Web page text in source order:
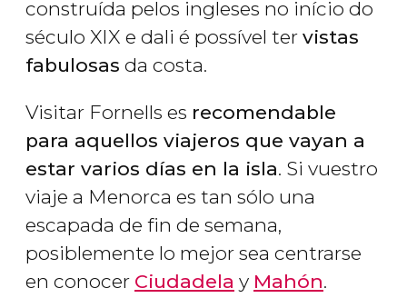
construída pelos ingleses no início do
século XIX e dali é possível ter vistas
fabulosas da costa.
Visitar Fornells es recomendable
para aquellos viajeros que vayan a
estar varios días en la isla. Si vuestro
viaje a Menorca es tan sólo una
escapada de fin de semana,
posiblemente lo mejor sea centrarse
en conocer Ciudadela y Mahón.